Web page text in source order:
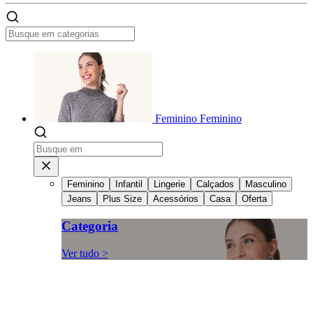
Feminino Feminino
Feminino Infantil Lingerie Calçados
Masculino
Jeans
Plus Size Acessórios Casa Oferta
Categoria
Ver tudo >